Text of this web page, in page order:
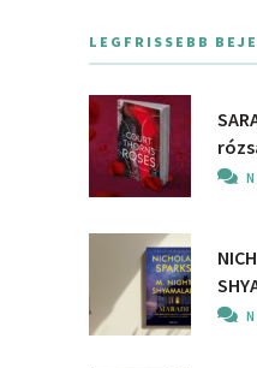
LEGFRISSEBB